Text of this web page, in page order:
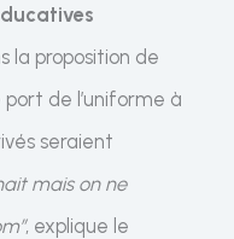
la proposition de
de l’uniforme à
seraient
mais on ne
, explique le